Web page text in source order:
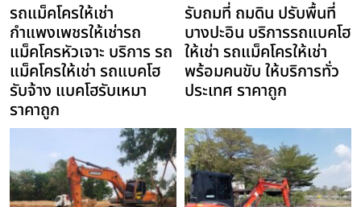
รถแม็คโครให้เช่า
กำแพงเพชรให้เช่ารถ
แม็คโครหัวเจาะ บริการ รถ
แม็คโครให้เช่า รถแบคโฮ
รับจ้าง แบคโฮรับเหมา
ราคาถูก
รับถมที่ ถมดิน ปรับพื้นที่
บางปะอิน บริการรถแบคโฮ
ให้เช่า รถแม็คโครให้เช่า
พร้อมคนขับ ให้บริการทั่ว
ประเทศ ราคาถูก